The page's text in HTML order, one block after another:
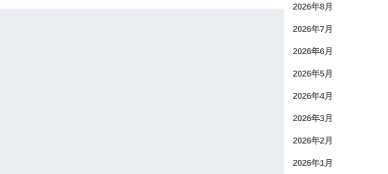
2026年8月
2026年7月
2026年6月
2026年5月
2026年4月
2026年3月
2026年2月
2026年1月